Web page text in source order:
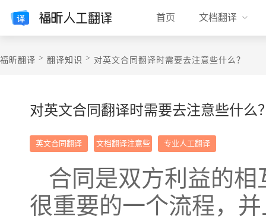
首页 文档翻译
福昕翻译 > 翻译知识 > 对英文合同翻译时需要去注意些什么？
对英文合同翻译时需要去注意些什么
英文合同翻译
文档翻译注意些
专业人工翻译
合同是双方利益的
很重要的一个流程，